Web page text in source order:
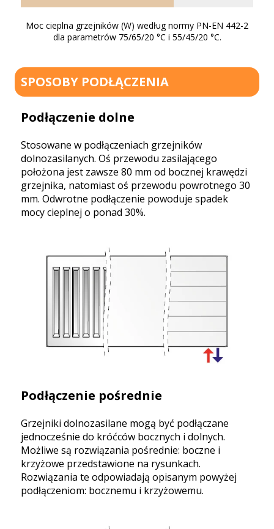
Moc cieplna grzejników (W) według normy PN-EN 442-2
dla parametrów 75/65/20 °C i 55/45/20 °C.
SPOSOBY PODŁĄCZENIA
Podłączenie dolne
Stosowane w podłączeniach grzejników
dolnozasilanych. Oś przewodu zasilającego
położona jest zawsze 80 mm od bocznej krawędzi
grzejnika, natomiast oś przewodu powrotnego 30
mm. Odwrotne podłączenie powoduje spadek
mocy cieplnej o ponad 30%.
Podłączenie pośrednie
Grzejniki dolnozasilane mogą być podłączane
jednocześnie do króćców bocznych i dolnych.
Możliwe są rozwiązania pośrednie: boczne i
krzyżowe przedstawione na rysunkach.
Rozwiązania te odpowiadają opisanym powyżej
podłączeniom: bocznemu i krzyżowemu.